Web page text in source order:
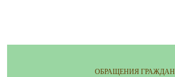
ОБРАЩЕНИЯ ГРАЖДАН